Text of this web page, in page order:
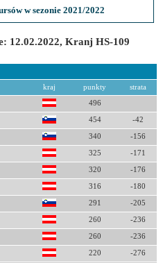
w sezonie 2021/2022
12.02.2022, Kranj HS-109
kraj punkty strata
496
454 -42
340 -156
325 -171
320 -176
316 -180
291 -205
260 -236
260 -236
220 -276